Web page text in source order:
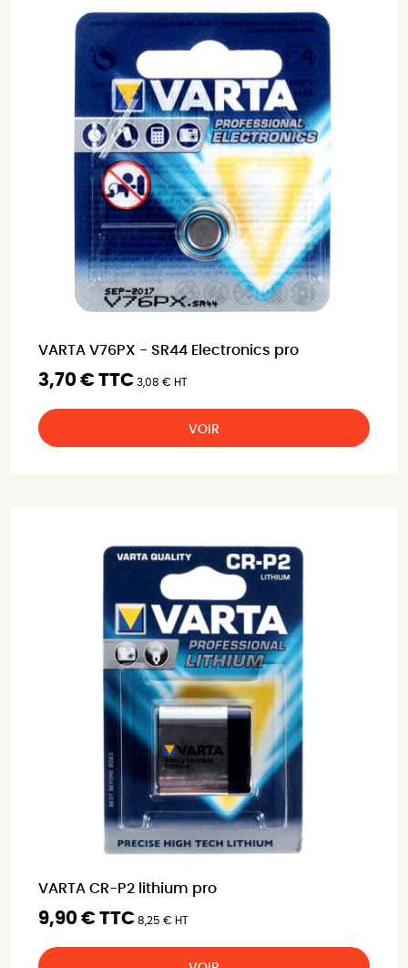
VARTA V76PX - SR44 Electronics pro
3,70 € TTC 3,08 € HT
VOIR
VARTA CR-P2 lithium pro
9,90 € TTC 8,25 € HT